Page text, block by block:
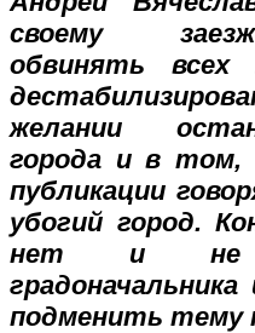
своему
обвинять всех
желании
города и в
публикации
убогий город.
нет и не
подменить тему